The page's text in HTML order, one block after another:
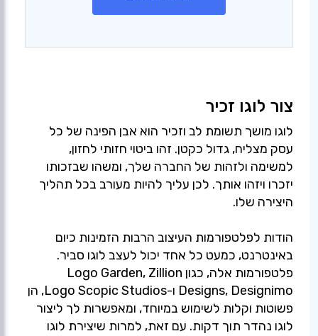
צור לוגו זכיר
לוגו מושך תשומת לב וזכיר הוא אבן הפינה של כל
עסק מצליח, גדול כקטן. זהו ביטוי חזותי לחזון,
למשימה ולזהות של החברה שלך, ומשהו שבזכותו
יזכרו ויזהו אותך. לכן עליך להיות מעורב בכל תהליך
הודות לפלטפורמות העיצוב הרבות הזמינות כיום
באינטרנט, כמעט כל אחד יכול לעצב לוגו סביר.
פלטפורמות אלה, כגון Logo Garden, Zillion
Designs, Designimo ו-Logo Scopic Studios, הן
פשוטות וקלות לשימוש במיוחד, ומאפשרות לך ליצור
לוגו נהדר תוך דקות. עם זאת, למרות שיצירת לוגו